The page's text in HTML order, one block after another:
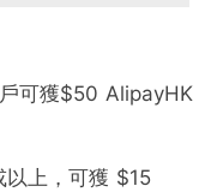
可獲$50 AlipayHK
上， 可獲 $15